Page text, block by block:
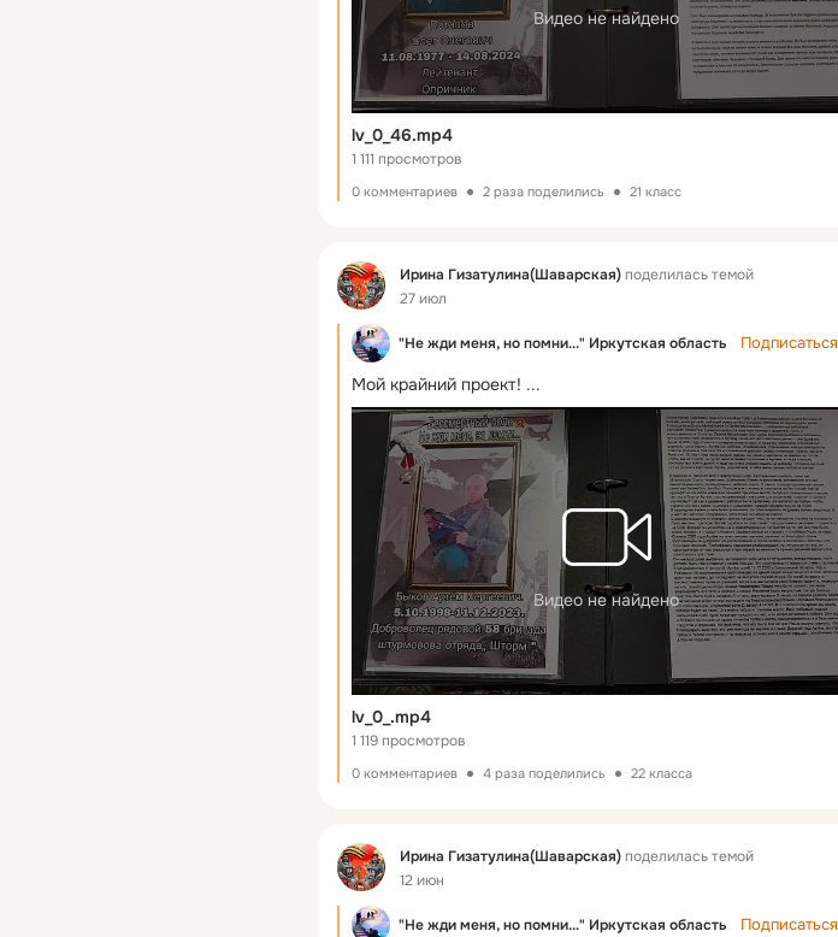
Видео не найдено
lv_0_46.mp4
1 111 просмотров
0 комментариев 2 раза поделились 21 класс
Фид Ирина Гизатулина(Шаварская)поделилась темой
27 июл
"Не жди меня, но помни..." Иркутская область Подписаться
Мой крайний проект! ...
Видео не найдено
lv_0_.mp4
1 119 просмотров
0 комментариев 4 раза поделились 22 класса
Фид Ирина Гизатулина(Шаварская)поделилась темой
12 июн
"Не жди меня, но помни..." Иркутская область Подписаться